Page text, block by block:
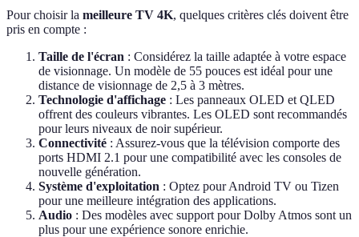
Pour choisir la meilleure TV 4K, quelques critères clés doivent être
pris en compte :
Taille de l'écran : Considérez la taille adaptée à votre espace
de visionnage. Un modèle de 55 pouces est idéal pour une
distance de visionnage de 2,5 à 3 mètres.
Technologie d'affichage : Les panneaux OLED et QLED
offrent des couleurs vibrantes. Les OLED sont recommandés
pour leurs niveaux de noir supérieur.
Connectivité : Assurez-vous que la télévision comporte des
ports HDMI 2.1 pour une compatibilité avec les consoles de
nouvelle génération.
Système d'exploitation : Optez pour Android TV ou Tizen
pour une meilleure intégration des applications.
Audio : Des modèles avec support pour Dolby Atmos sont un
plus pour une expérience sonore enrichie.